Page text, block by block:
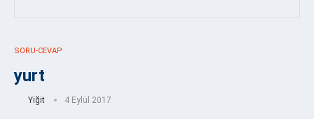
SORU-CEVAP
yurt
Yiğit 4 Eylül 2017